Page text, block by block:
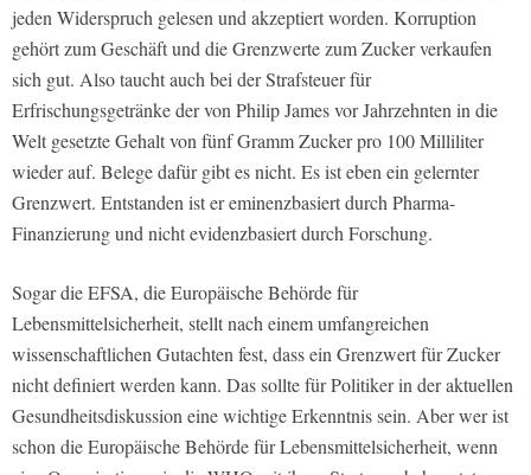
jeden Widerspruch gelesen und akzeptiert worden. Korruption
gehört zum Geschäft und die Grenzwerte zum Zucker verkaufen
sich gut. Also taucht auch bei der Strafsteuer für
Erfrischungsgetränke der von Philip James vor Jahrzehnten in die
Welt gesetzte Gehalt von fünf Gramm Zucker pro 100 Milliliter
wieder auf. Belege dafür gibt es nicht. Es ist eben ein gelernter
Grenzwert. Entstanden ist er eminenzbasiert durch Pharma-
Finanzierung und nicht evidenzbasiert durch Forschung.
Sogar die EFSA, die Europäische Behörde für
Lebensmittelsicherheit, stellt nach einem umfangreichen
wissenschaftlichen Gutachten fest, dass ein Grenzwert für Zucker
nicht definiert werden kann. Das sollte für Politiker in der aktuellen
Gesundheitsdiskussion eine wichtige Erkenntnis sein. Aber wer ist
schon die Europäische Behörde für Lebensmittelsicherheit, wenn